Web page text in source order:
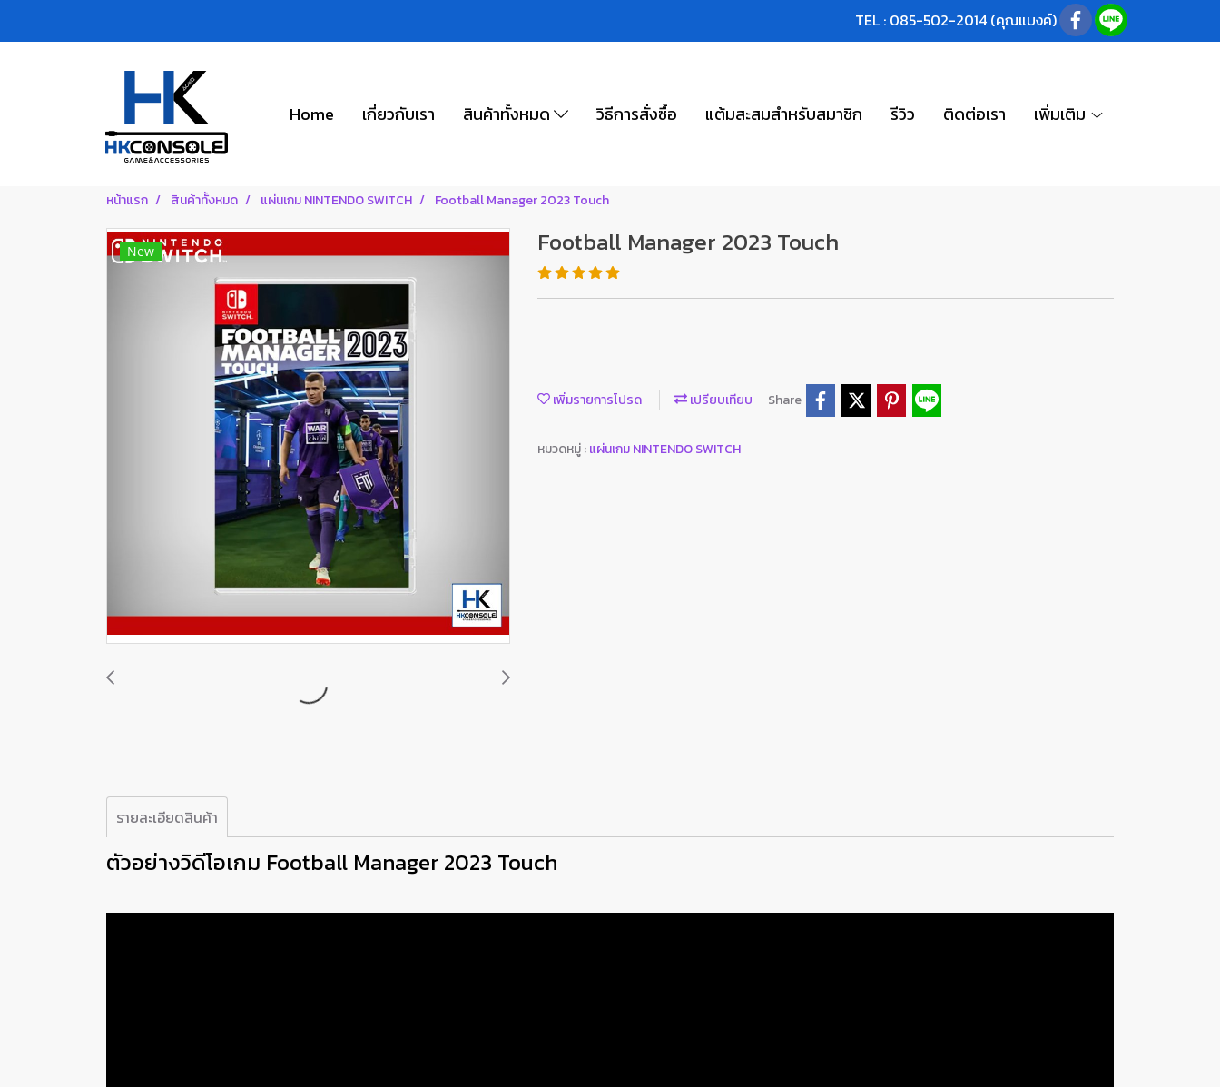
TEL : 085-502-2014 (คุณแบงค์)
Home เกี่ยวกับเรา สินค้าทั้งหมด วิธีการสั่งซื้อ แต้มสะสมสำหรับสมาชิก รีวิว ติดต่อเรา เพิ่มเติม
หน้าแรก สินค้าทั้งหมด แผ่นเกม NINTENDO SWITCH Football Manager 2023 Touch
New Football Manager 2023 Touch
เพิ่มรายการโปรด เปรียบเทียบ Share
หมวดหมู่ :แผ่นเกม NINTENDO SWITCH
รายละเอียดสินค้า
ตัวอย่างวิดีโอเกม Football Manager 2023 Touch